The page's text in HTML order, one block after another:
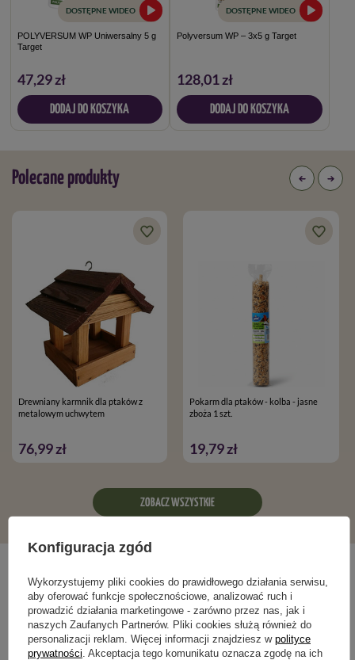
DOSTĘPNE WIDEO
POLYVERSUM WP Uniwersalny 5 g
Target
47,29 zł
DODAJ DO KOSZYKA
DOSTĘPNE WIDEO
Polyversum WP – 3x5 g Target
128,01 zł
DODAJ DO KOSZYKA
Polecane produkty
Drewniany karmnik dla ptaków z
metalowym uchwytem
76,99 zł
Pokarm dla ptaków - kolba - jasne
zboża 1 szt.
19,79 zł
ZOBACZ WSZYSTKIE
Blog ogrodniczy
Konfiguracja zgód
Wykorzystujemy pliki cookies do prawidłowego działania serwisu,
aby oferować funkcje społecznościowe, analizować ruch i
prowadzić działania marketingowe - zarówno przez nas, jak i
naszych Zaufanych Partnerów. Pliki cookies służą również do
personalizacji reklam. Więcej informacji znajdziesz w polityce
prywatności . Akceptacja tego komunikatu oznacza zgodę na ich